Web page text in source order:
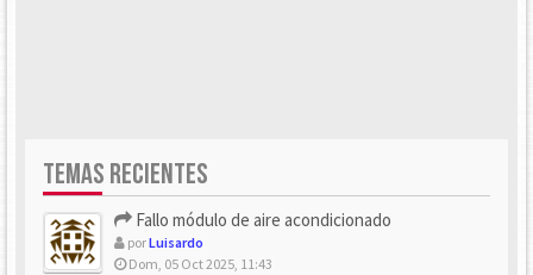
TEMAS RECIENTES
Fallo módulo de aire acondicionado
porLuisardo
Dom, 05 Oct 2025, 11:43